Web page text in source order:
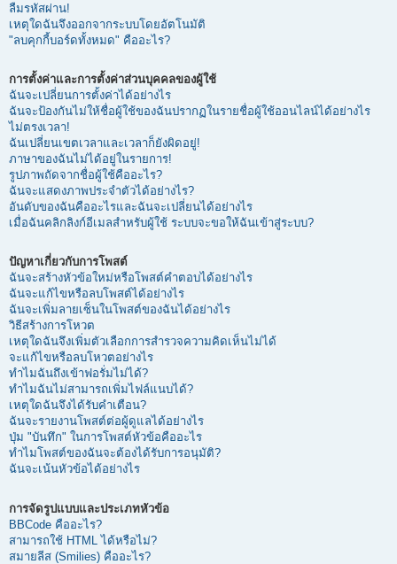
ลืมรหัสผ่าน!
เหตุใดฉันจึงออกจากระบบโดยอัตโนมัติ
"ลบคุกกี้บอร์ดทั้งหมด" คืออะไร?
การตั้งค่าและการตั้งค่าส่วนบุคคลของผู้ใช้
ฉันจะเปลี่ยนการตั้งค่าได้อย่างไร
ฉันจะป้องกันไม่ให้ชื่อผู้ใช้ของฉันปรากฏในรายชื่อผู้ใช้ออนไลน์ได้อย่างไร
ไม่ตรงเวลา!
ฉันเปลี่ยนเขตเวลาและเวลาก็ยังผิดอยู่!
ภาษาของฉันไม่ได้อยู่ในรายการ!
รูปภาพถัดจากชื่อผู้ใช้คืออะไร?
ฉันจะแสดงภาพประจำตัวได้อย่างไร?
อันดับของฉันคืออะไรและฉันจะเปลี่ยนได้อย่างไร
เมื่อฉันคลิกลิงก์อีเมลสำหรับผู้ใช้ ระบบจะขอให้ฉันเข้าสู่ระบบ?
ปัญหาเกี่ยวกับการโพสต์
ฉันจะสร้างหัวข้อใหม่หรือโพสต์คำตอบได้อย่างไร
ฉันจะแก้ไขหรือลบโพสต์ได้อย่างไร
ฉันจะเพิ่มลายเซ็นในโพสต์ของฉันได้อย่างไร
วิธีสร้างการโหวต
เหตุใดฉันจึงเพิ่มตัวเลือกการสำรวจความคิดเห็นไม่ได้
จะแก้ไขหรือลบโหวตอย่างไร
ทำไมฉันถึงเข้าฟอรั่มไม่ได้?
ทำไมฉันไม่สามารถเพิ่มไฟล์แนบได้?
เหตุใดฉันจึงได้รับคำเตือน?
ฉันจะรายงานโพสต์ต่อผู้ดูแลได้อย่างไร
ปุ่ม "บันทึก" ในการโพสต์หัวข้อคืออะไร
ทำไมโพสต์ของฉันจะต้องได้รับการอนุมัติ?
ฉันจะเน้นหัวข้อได้อย่างไร
การจัดรูปแบบและประเภทหัวข้อ
BBCode คืออะไร?
สามารถใช้ HTML ได้หรือไม่?
สมายลีส (Smilies) คืออะไร?